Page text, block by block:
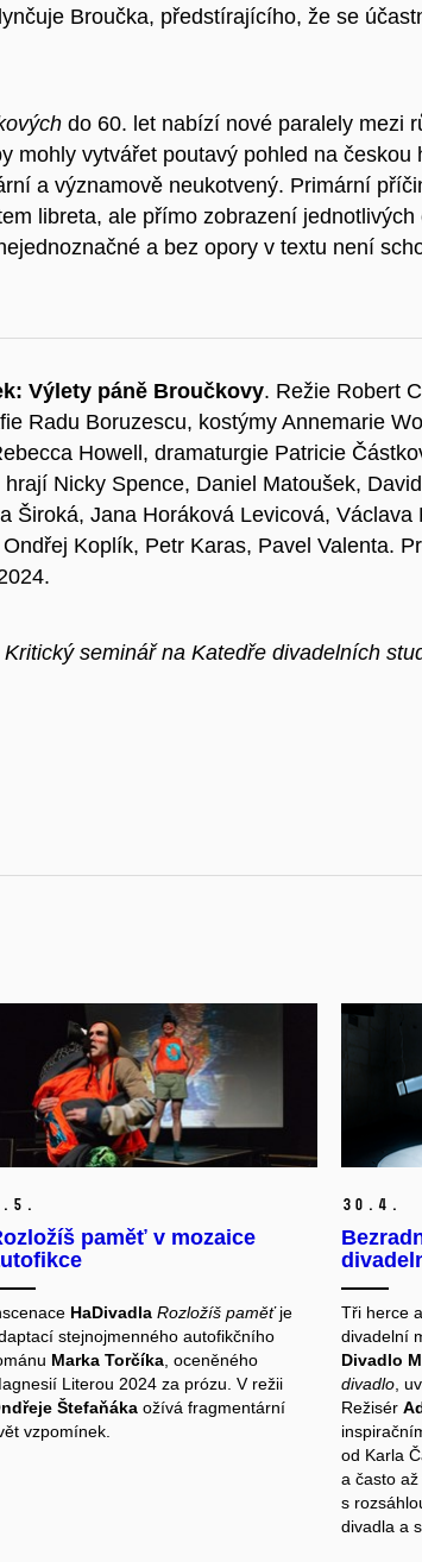
Broučka, předstírajícího, že se
do 60. let nabízí nové paralely mezi
mohly vytvářet poutavý pohled na českou
a významově neukotvený. Primární
libreta, ale přímo zobrazení jednotlivých
a bez opory v textu není
Výlety páně Broučkovy. Režie Robert
Radu Boruzescu, kostýmy Annemarie
Howell, dramaturgie Patricie
Nicky Spence, Daniel Matoušek,
Široká, Jana Horáková Levicová, Václava
Koplík, Petr Karas, Pavel Valenta.
seminář na Katedře divadelních
5.
paměť v mozaice
HaDivadla Rozložíš paměťje
stejnojmenného autofikčního
Marka Torčíka, oceněného
Literou 2024 za prózu. V režii
Štefaňákaožívá fragmentární
vzpomínek.
30. 4.
Tři herce
divadelní
Divadlo
divadlo,
Režisér
od Karla
a často
s
divadla a